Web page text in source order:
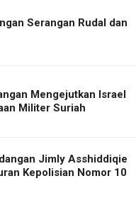
Serangan Rudal dan
Mengejutkan Israel
Militer Suriah
Jimly Asshiddiqie
Kepolisian Nomor 10